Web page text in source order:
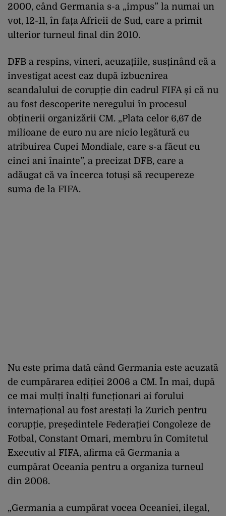
2000, când Germania s-a „impus” la numai un
vot, 12-11, în fața Africii de Sud, care a primit
ulterior turneul final din 2010.
DFB a respins, vineri, acuzațiile, susținând că a
investigat acest caz după izbucnirea
scandalului de corupție din cadrul FIFA și că nu
au fost descoperite neregului în procesul
obținerii organizării CM. „Plata celor 6,67 de
milioane de euro nu are nicio legătură cu
atribuirea Cupei Mondiale, care s-a făcut cu
cinci ani înainte”, a precizat DFB, care a
adăugat că va încerca totuși să recupereze
suma de la FIFA.
Nu este prima dată când Germania este acuzată
de cumpărarea ediției 2006 a CM. În mai, după
ce mai mulți înalți funcționari ai forului
internațional au fost arestați la Zurich pentru
corupție, președintele Federației Congoleze de
Fotbal, Constant Omari, membru în Comitetul
Executiv al FIFA, afirma că Germania a
cumpărat Oceania pentru a organiza turneul
din 2006.
„Germania a cumpărat vocea Oceaniei, ilegal,